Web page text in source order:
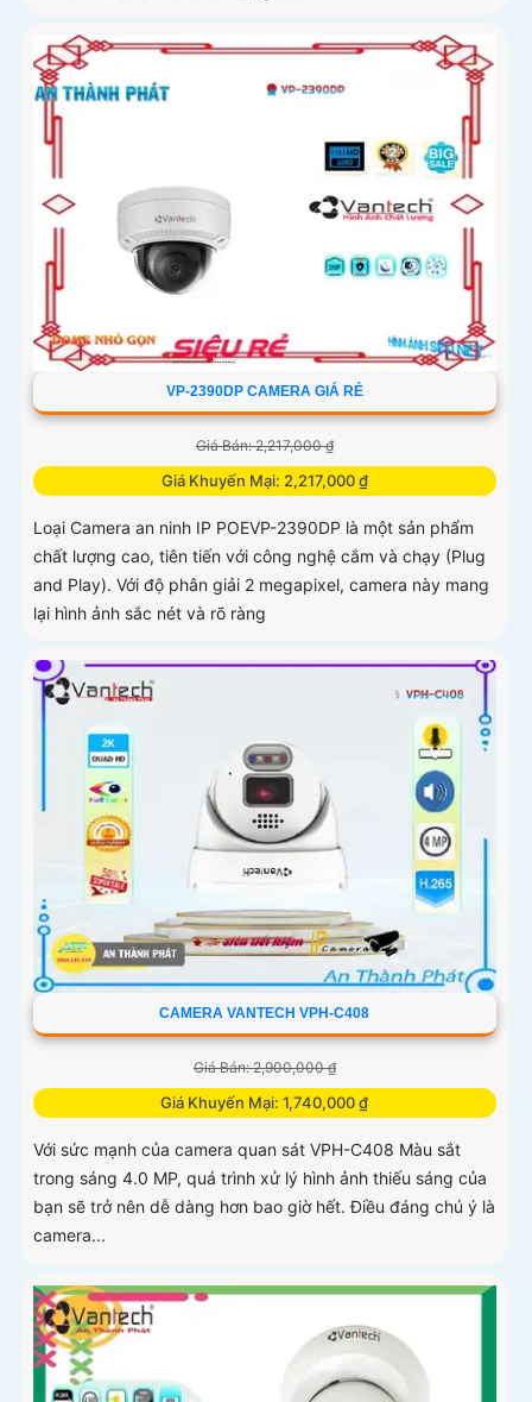
VP-2390DP CAMERA GIÁ RẺ
Giá Bán: 2,217,000 ₫
Giá Khuyến Mại: 2,217,000 ₫
Loại Camera an ninh IP POEVP-2390DP là một sản phẩm
chất lượng cao, tiên tiến với công nghệ cắm và chạy (Plug
and Play). Với độ phân giải 2 megapixel, camera này mang
lại hình ảnh sắc nét và rõ ràng
CAMERA VANTECH VPH-C408
Giá Bán: 2,900,000 ₫
Giá Khuyến Mại: 1,740,000 ₫
Với sức mạnh của camera quan sát VPH-C408 Màu sắt
trong sáng 4.0 MP, quá trình xử lý hình ảnh thiếu sáng của
bạn sẽ trở nên dễ dàng hơn bao giờ hết. Điều đáng chú ý là
camera...